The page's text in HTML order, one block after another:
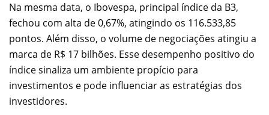
Na mesma data, o Ibovespa, principal índice da B3,
fechou com alta de 0,67%, atingindo os 116.533,85
pontos. Além disso, o volume de negociações atingiu a
marca de R$ 17 bilhões. Esse desempenho positivo do
índice sinaliza um ambiente propício para
investimentos e pode influenciar as estratégias dos
investidores.